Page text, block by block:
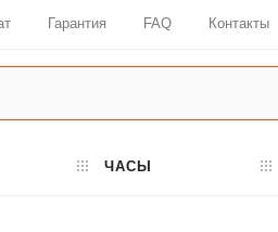
Гарантия FAQ Контакты
ЧАСЫ